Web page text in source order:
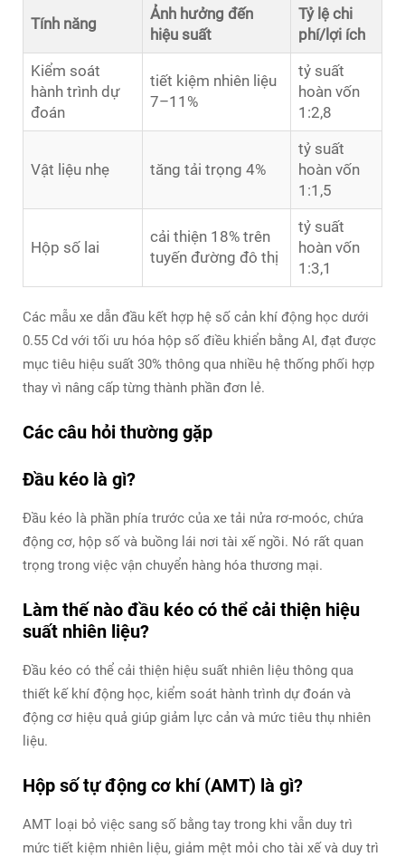
Tính năng
Ảnh hưởng đến
hiệu suất
Tỷ lệ chi
phí/lợi ích
Kiểm soát
hành trình dự
đoán
tiết kiệm nhiên liệu
7–11%
tỷ suất
hoàn vốn
1:2,8
Vật liệu nhẹ tăng tải trọng 4%
tỷ suất
hoàn vốn
1:1,5
Hộp số lai
cải thiện 18% trên
tuyến đường đô thị
tỷ suất
hoàn vốn
1:3,1
Các mẫu xe dẫn đầu kết hợp hệ số cản khí động học dưới
0.55 Cd với tối ưu hóa hộp số điều khiển bằng AI, đạt được
mục tiêu hiệu suất 30% thông qua nhiều hệ thống phối hợp
thay vì nâng cấp từng thành phần đơn lẻ.
Các câu hỏi thường gặp
Đầu kéo là gì?
Đầu kéo là phần phía trước của xe tải nửa rơ-moóc, chứa
động cơ, hộp số và buồng lái nơi tài xế ngồi. Nó rất quan
trọng trong việc vận chuyển hàng hóa thương mại.
Làm thế nào đầu kéo có thể cải thiện hiệu
suất nhiên liệu?
Đầu kéo có thể cải thiện hiệu suất nhiên liệu thông qua
thiết kế khí động học, kiểm soát hành trình dự đoán và
động cơ hiệu quả giúp giảm lực cản và mức tiêu thụ nhiên
liệu.
Hộp số tự động cơ khí (AMT) là gì?
AMT loại bỏ việc sang số bằng tay trong khi vẫn duy trì
mức tiết kiệm nhiên liệu, giảm mệt mỏi cho tài xế và duy trì